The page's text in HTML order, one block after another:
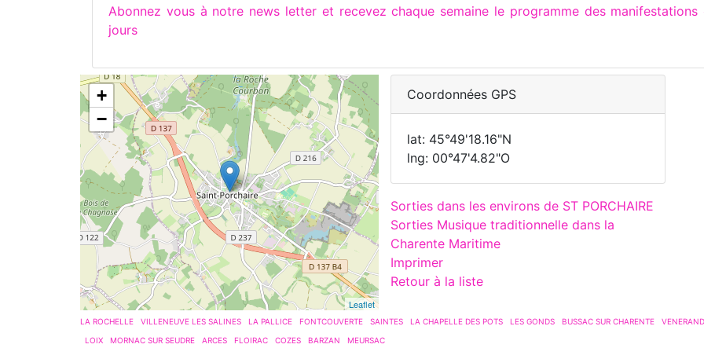
Abonnez vous à notre news letter et recevez chaque semaine le programme des manifestations
jours
+
−
Leaflet
Coordonnées GPS
lat: 45°49'18.16"N
lng: 00°47'4.82"O
Sorties dans les environs de ST PORCHAIRE
Sorties Musique traditionnelle dans la
Charente Maritime
Imprimer
Retour à la liste
LA ROCHELLE VILLENEUVE LES SALINES LA PALLICE FONTCOUVERTE SAINTES LA CHAPELLE DES POTS LES GONDS BUSSAC SUR CHARENTE VENERAND
LOIX
MORNAC SUR SEUDRE ARCES FLOIRAC COZES BARZAN MEURSAC